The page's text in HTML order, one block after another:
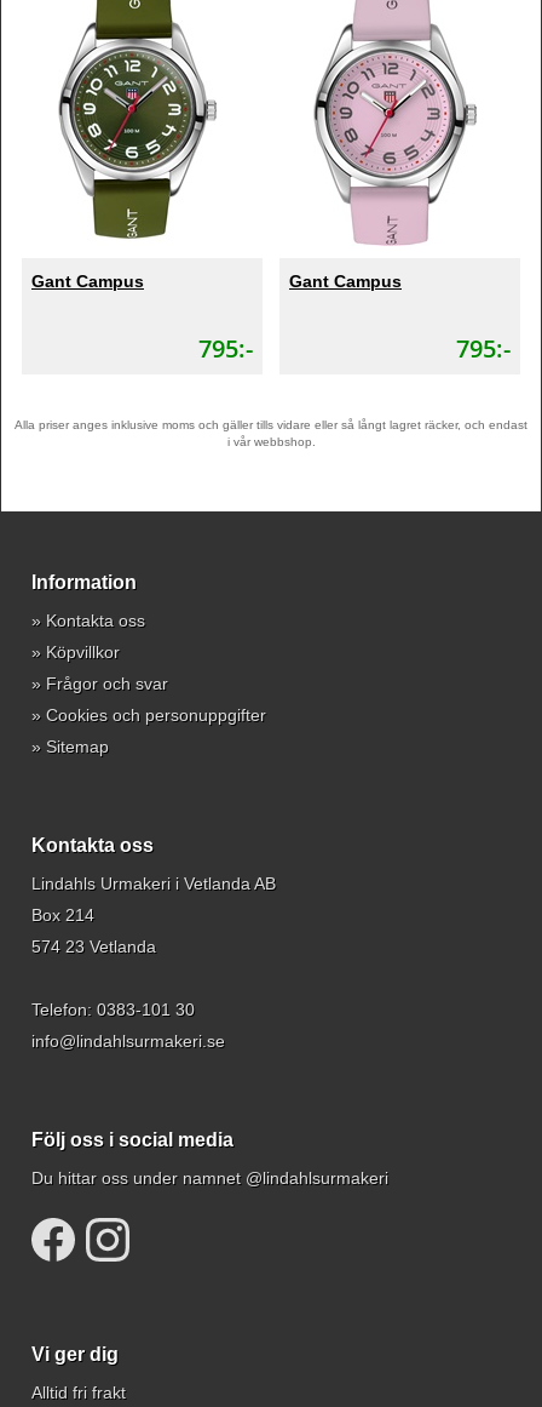
Gant Campus
795:-
Gant Campus
795:-
Alla priser anges inklusive moms och gäller tills vidare eller så långt lagret räcker, och endast
i vår webbshop.
Information
» Kontakta oss
» Köpvillkor
» Frågor och svar
» Cookies och personuppgifter
» Sitemap
Kontakta oss
Lindahls Urmakeri i Vetlanda AB
Box 214
574 23 Vetlanda
Telefon: 0383-101 30
info@lindahlsurmakeri.se
Följ oss i social media
Du hittar oss under namnet @lindahlsurmakeri
Vi ger dig
Alltid fri frakt